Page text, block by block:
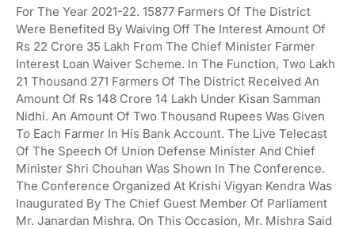
For The Year 2021-22. 15877 Farmers Of The District
Were Benefited By Waiving Off The Interest Amount Of
Rs 22 Crore 35 Lakh From The Chief Minister Farmer
Interest Loan Waiver Scheme. In The Function, Two Lakh
21 Thousand 271 Farmers Of The District Received An
Amount Of Rs 148 Crore 14 Lakh Under Kisan Samman
Nidhi. An Amount Of Two Thousand Rupees Was Given
To Each Farmer In His Bank Account. The Live Telecast
Of The Speech Of Union Defense Minister And Chief
Minister Shri Chouhan Was Shown In The Conference.
The Conference Organized At Krishi Vigyan Kendra Was
Inaugurated By The Chief Guest Member Of Parliament
Mr. Janardan Mishra. On This Occasion, Mr. Mishra Said